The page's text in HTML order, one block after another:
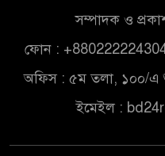
সম্পাদক ও
ফোন :
অফিস : ৫ম তলা, ১০০/এ
ইমেইল :